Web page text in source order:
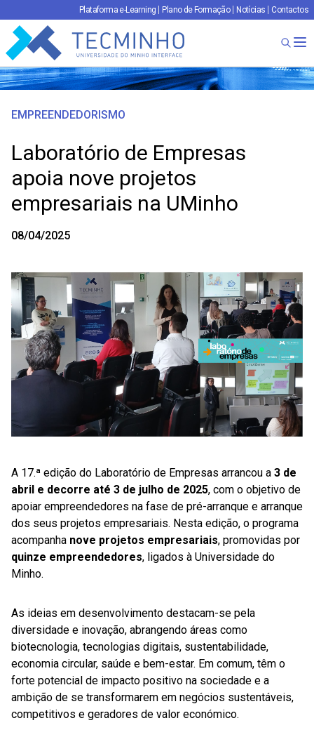
Plataforma e-Learning Plano de Formação Notícias Contactos
TECMINHO
EMPREENDEDORISMO
Laboratório de Empresas
apoia nove projetos
empresariais na UMinho
08/04/2025
A 17.ª edição do Laboratório de Empresas arrancou a 3 de
abril e decorre até 3 de julho de 2025, com o objetivo de
apoiar empreendedores na fase de pré-arranque e arranque
dos seus projetos empresariais. Nesta edição, o programa
acompanha nove projetos empresariais, promovidas por
quinze empreendedores, ligados à Universidade do
Minho.
As ideias em desenvolvimento destacam-se pela
diversidade e inovação, abrangendo áreas como
biotecnologia, tecnologias digitais, sustentabilidade,
economia circular, saúde e bem-estar. Em comum, têm o
forte potencial de impacto positivo na sociedade e a
ambição de se transformarem em negócios sustentáveis,
competitivos e geradores de valor económico.